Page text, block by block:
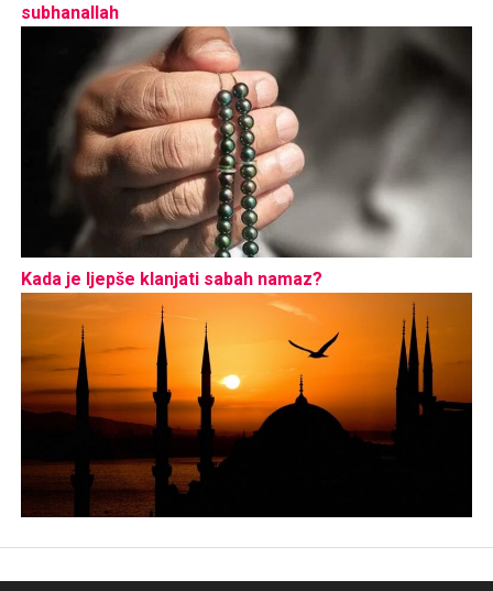
subhanallah
Kada je ljepše klanjati sabah namaz?